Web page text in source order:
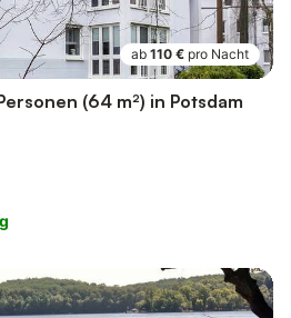
ab 110 € pro Nacht
(64 m²) in Potsdam